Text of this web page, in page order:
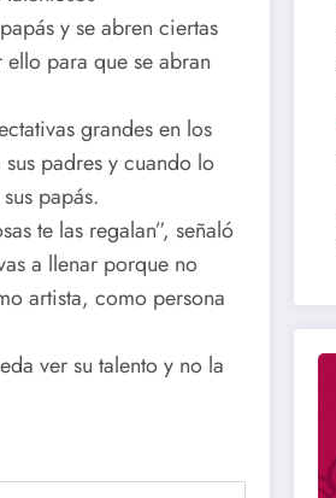
y se abren ciertas
para que se abran
grandes en los
padres y cuando lo
papás.
te las regalan”, señaló
a llenar porque no
artista, como persona
ver su talento y no la